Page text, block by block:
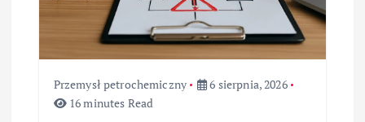
s
Przemysł petrochemiczny
6 sierpnia, 2026
16 minutes Read